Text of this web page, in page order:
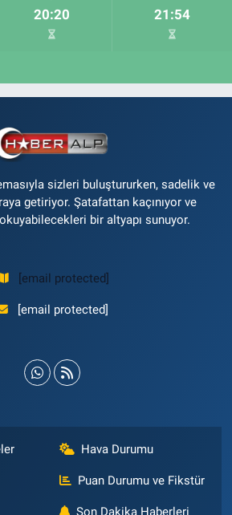
20:20 21:54
sizleri buluştururken, sadelik ve
getiriyor. Şatafattan kaçınıyor ve
bir altyapı sunuyor.
[email protected]
[email protected]
Hava Durumu
Puan Durumu ve Fikstür
Son Dakika Haberleri